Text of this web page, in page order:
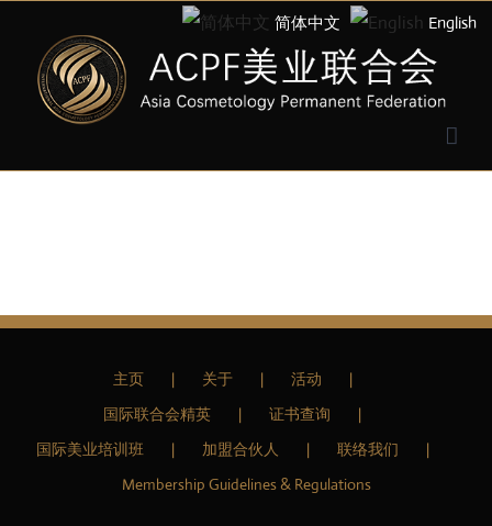
主页 关于
活动
国际联合会精英
证书查询
国际美业培训班
加盟合伙人
联络我们
Membership Guidelines & Regulations
简体中文 English